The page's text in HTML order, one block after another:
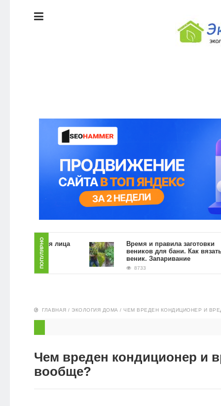
ЭКОЛОГИЯ
СТИЛЬ
ДОМА
КРАСОТА И
ПИТАНИЕ
НОВОСТИ
ПОПУЛЯРНО
скраб для лица
Время и правила заготовки
веников для бани. Как вязать
веник. Запаривание
8733
ГЛАВНАЯ / ЭКОЛОГИЯ ДОМА / ЧЕМ ВРЕДЕН КОНДИЦИОНЕР И
Чем вреден кондиционер и
вообще?